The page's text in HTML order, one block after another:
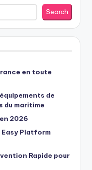
Search
en toute
de
du maritime
2026
Platform
Rapide pour